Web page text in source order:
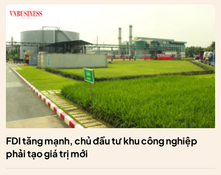
FDI tăng mạnh, chủ đầu tư khu công nghiệp
phải tạo giá trị mới